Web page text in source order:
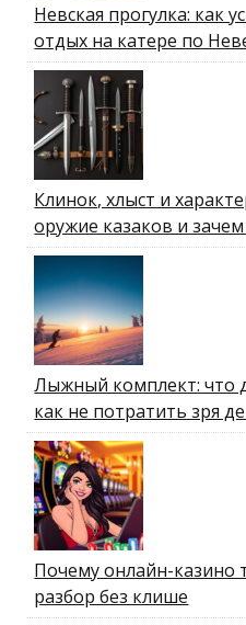
Невская прогулка: как
отдых на катере по
Клинок, хлыст и
оружие казаков и
Лыжный комплект: что
как не потратить зря
Почему онлайн-казино
разбор без клише